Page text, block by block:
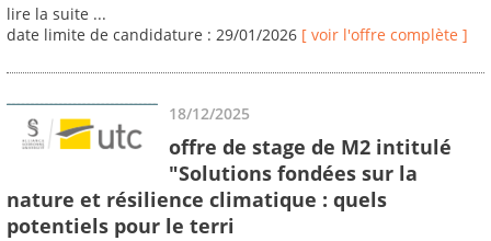
lire la suite ...
date limite de candidature : 29/01/2026 [ voir l'offre complète ]
18/12/2025
offre de stage de M2 intitulé
"Solutions fondées sur la
nature et résilience climatique : quels
potentiels pour le terri